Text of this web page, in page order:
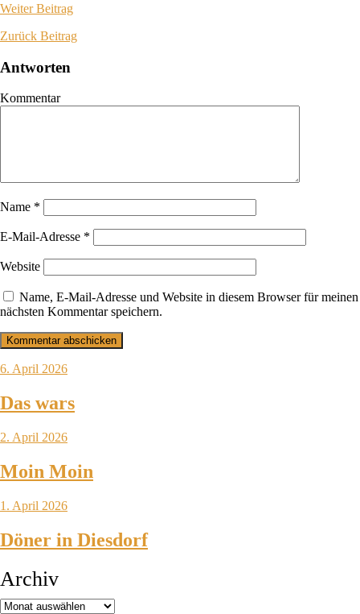
WeiterBeitrag
Zurück Beitrag
Antworten
Kommentar
Name *
E-Mail-Adresse *
Website
Name, E-Mail-Adresse und Website in diesem Browser für meinen
nächsten Kommentar speichern.
6. April 2026
Das wars
2. April 2026
Moin Moin
1. April 2026
Döner in Diesdorf
Archiv